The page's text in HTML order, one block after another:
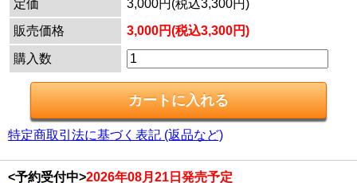
定価
3,000円(税込3,300円)
販売価格
3,000円(税込3,300円)
購入数
特定商取引法に基づく表記 (返品など)
<予約受付中>2026年08月21日発売予定